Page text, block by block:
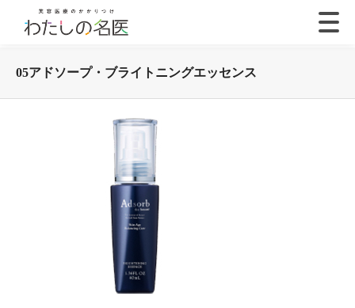
05アドソープ・ブライトニングエッセンス